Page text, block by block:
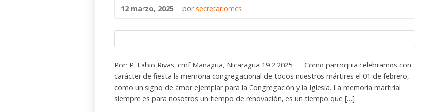
12 marzo, 2025 porsecretariomcs
Por: P. Fabio Rivas, cmf Managua, Nicaragua 19.2.2025 Como parroquia celebramos con
carácter de fiesta la memoria congregacional de todos nuestros mártires el 01 de febrero,
como un signo de amor ejemplar para la Congregación y la Iglesia. La memoria martirial
siempre es para nosotros un tiempo de renovación, es un tiempo que […]